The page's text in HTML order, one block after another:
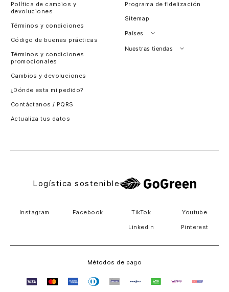
Política de cambios y
devoluciones
Términos y condiciones
Código de buenas prácticas
Términos y condiciones
promocionales
Cambios y devoluciones
¿Dónde esta mi pedido?
Contáctanos / PQRS
Actualiza tus datos
Programa de fidelización
Sitemap
Países
Perú
Nuestras tiendas
Logística sostenible
Instagram Facebook TikTok Youtube
LinkedIn Pinterest
Métodos de pago